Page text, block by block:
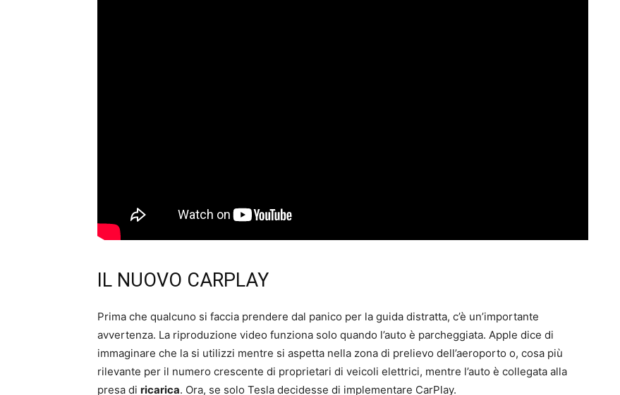
IL NUOVO CARPLAY
Prima che qualcuno si faccia prendere dal panico per la guida distratta, c’è un’importante
avvertenza. La riproduzione video funziona solo quando l’auto è parcheggiata. Apple dice di
immaginare che la si utilizzi mentre si aspetta nella zona di prelievo dell’aeroporto o, cosa più
rilevante per il numero crescente di proprietari di veicoli elettrici, mentre l’auto è collegata alla
presa di ricarica. Ora, se solo Tesla decidesse di implementare CarPlay.